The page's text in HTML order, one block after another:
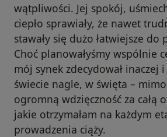
wątpliwości. Jej spokój,
ciepło sprawiały, że nawet
stawały się dużo łatwiejsze do
Choć planowałyśmy wspólnie
mój synek zdecydował inaczej
świecie nagle, w święta –
ogromną wdzięczność za całą
jakie otrzymałam na każdym
prowadzenia ciąży.